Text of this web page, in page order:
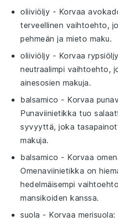
oliiviöljy - Korvaa
terveellinen vaihtoehto,
pehmeän ja mieto maku.
oliiviöljy - Korvaarypsiöljy
neutraalimpi vaihtoehto,
ainesosien makuja.
balsamico - Korvaa
Punaviinietikka tuo
syvyyttä, joka
makuja.
balsamico - Korvaa
Omenaviinietikka on
hedelmäisempi
mansikoiden kanssa.
suola - Korvaa merisuola: